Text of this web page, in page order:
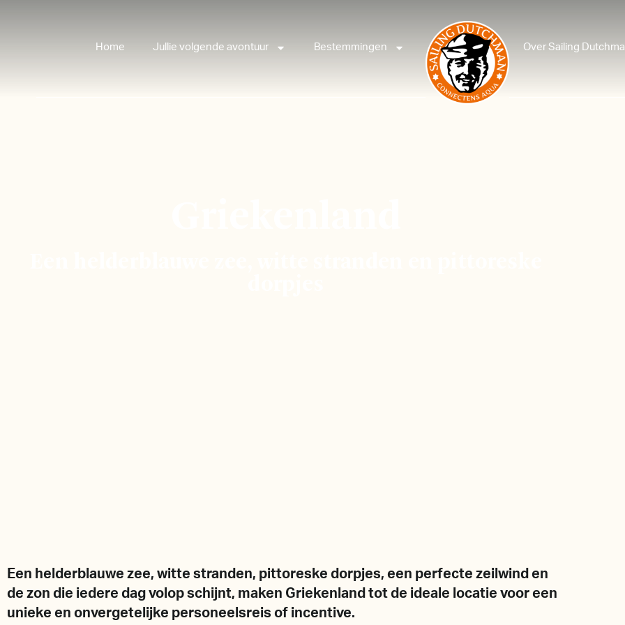
Home Jullie volgende avontuur Bestemmingen Over Sailing
Een helderblauwe zee, witte stranden, pittoreske dorpjes, een perfecte zeilwind en
de zon die iedere dag volop schijnt, maken Griekenland tot de ideale locatie voor een
unieke en onvergetelijke personeelsreis of incentive.